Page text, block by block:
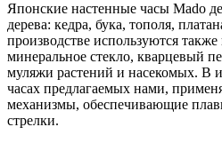
Японские настенные часы Mado
дерева: кедра, бука, тополя,
производстве используются
минеральное стекло, кварцевый
муляжи растений и насекомых. В
часах предлагаемых нами,
механизмы, обеспечивающие
стрелки.